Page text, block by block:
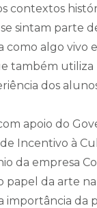
contextos
sintam parte
como algo vivo
também utiliza
dos
apoio do
Incentivo à
da empresa
papel da arte
importância da